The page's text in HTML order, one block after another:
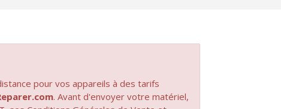
pour vos appareils à des tarifs
. Avant d'envoyer votre matériel,